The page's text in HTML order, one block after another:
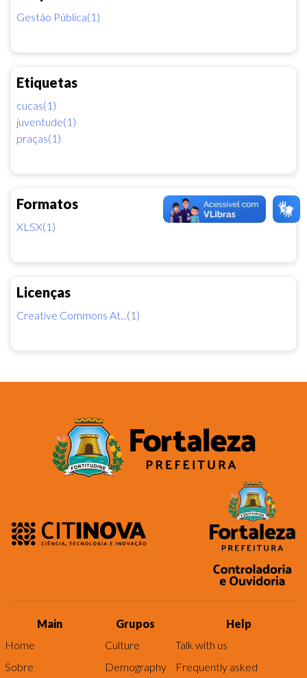
Gestão Pública(1)
Etiquetas
cucas(1)
juventude(1)
praças(1)
Formatos
XLSX(1)
Licenças
Creative Commons At...(1)
Main
Home
Sobre
Grupos
Culture
Demography
Help
Talk with us
Frequently asked